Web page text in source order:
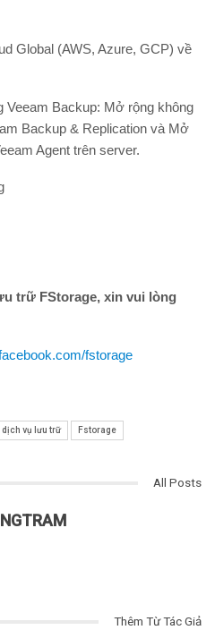
Global (AWS, Azure, GCP) về
Veeam Backup: Mở rộng không
Backup & Replication và Mở
Agent trên server.
trữ FStorage, xin vui lòng
fstorage
dịch vụ lưu trữ Fstorage
All Posts
Thêm Từ Tác Giả